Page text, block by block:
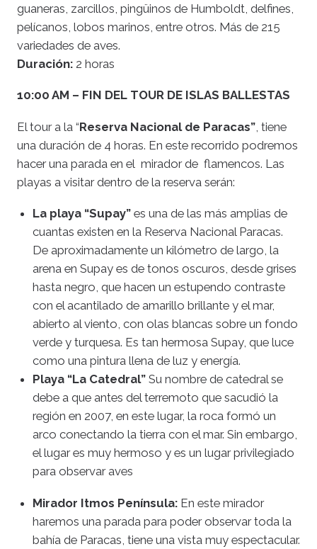
guaneras, zarcillos, pingüinos de Humboldt, delfines,
pelícanos, lobos marinos, entre otros. Más de 215
variedades de aves.
Duración: 2 horas
10:00 AM – FIN DEL TOUR DE ISLAS BALLESTAS
El tour a la “Reserva Nacional de Paracas” , tiene
una duración de 4 horas. En este recorrido podremos
hacer una parada en el mirador de flamencos. Las
playas a visitar dentro de la reserva serán:
La playa “Supay”es una de las más amplias de
cuantas existen en la Reserva Nacional Paracas.
De aproximadamente un kilómetro de largo, la
arena en Supay es de tonos oscuros, desde grises
hasta negro, que hacen un estupendo contraste
con el acantilado de amarillo brillante y el mar,
abierto al viento, con olas blancas sobre un fondo
verde y turquesa. Es tan hermosa Supay, que luce
como una pintura llena de luz y energía.
Playa “La Catedral”Su nombre de catedral se
debe a que antes del terremoto que sacudió la
región en 2007, en este lugar, la roca formó un
arco conectando la tierra con el mar. Sin embargo,
el lugar es muy hermoso y es un lugar privilegiado
para observar aves
Mirador Itmos Península: En este mirador
haremos una parada para poder observar toda la
bahía de Paracas, tiene una vista muy espectacular.